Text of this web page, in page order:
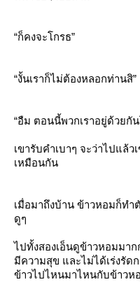
“ก็คงจะโกรธ”
“งั้นเราก็ไม่ต้องหลอกท่านสิ”
“อืม ตอนนี้พวกเราอยู่ด้วยกั
เขารับคำเบาๆ จะว่าไปแล้
เหมือนกัน
เมื่อมาถึงบ้าน ข้าวหอมก็ท
ดูๆ
ไปทั้งสองเอ็นดูข้าวหอมมาก
มีความสุข และไม่ได้เร่งรั
ข้าวไปไหนมาไหนกับข้าวห